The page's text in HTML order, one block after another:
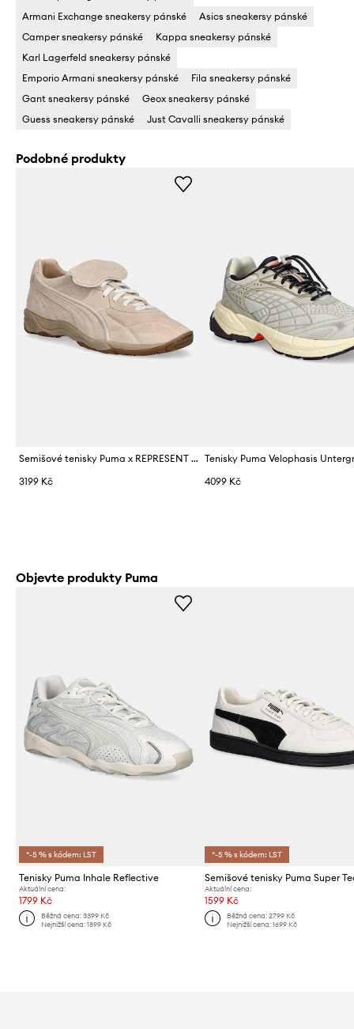
Armani Exchange sneakersy pánské
Asics sneakersy pánské
Camper sneakersy pánské
Kappa sneakersy pánské
Karl Lagerfeld sneakersy pánské
Emporio Armani sneakersy pánské
Fila sneakersy pánské
Gant sneakersy pánské
Geox sneakersy pánské
Guess sneakersy pánské
Just Cavalli sneakersy pánské
Podobné produkty
Semišové tenisky Puma x REPRESENT King Indoor
3199 Kč
Tenisky Puma Velophasis
4099 Kč
Objevte produkty Puma
*-5 % s kódem: LST
Tenisky Puma Inhale Reflective
Aktuální cena:
1799 Kč
Běžná cena:3399 Kč
Nejnižší cena:1899 Kč
*-5 % s kódem: LST
Semišové tenisky Puma Super
Aktuální cena:
1599 Kč
Běžná cena: 2799 Kč
Nejnižší cena: 1699 Kč